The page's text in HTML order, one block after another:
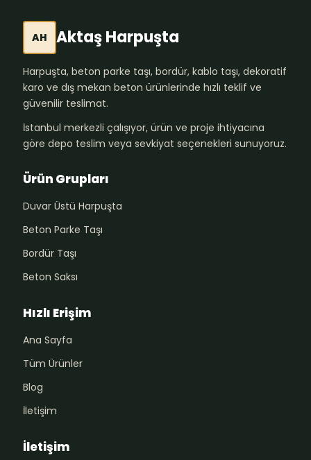
AH Aktaş Harpuşta
Harpuşta, beton parke taşı, bordür, kablo taşı, dekoratif
karo ve dış mekan beton ürünlerinde hızlı teklif ve
güvenilir teslimat.
İstanbul merkezli çalışıyor, ürün ve proje ihtiyacına
göre depo teslim veya sevkiyat seçenekleri sunuyoruz.
Ürün Grupları
Duvar Üstü Harpuşta
Beton Parke Taşı
Bordür Taşı
Beton Saksı
Hızlı Erişim
Ana Sayfa
Tüm Ürünler
Blog
İletişim
İletişim